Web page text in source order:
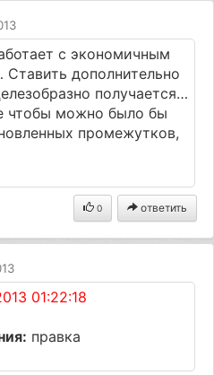
с экономичным
дополнительно
получается…
чтобы можно было бы
промежутков,
0 ответить
01:22:18
правка